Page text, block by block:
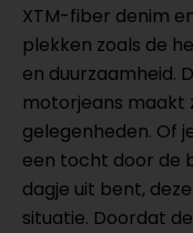
XTM-fiber denim
plekken zoals de
en duurzaamheid.
motorjeans maakt
gelegenheden. Of
een tocht door de
dagje uit bent,
situatie. Doordat